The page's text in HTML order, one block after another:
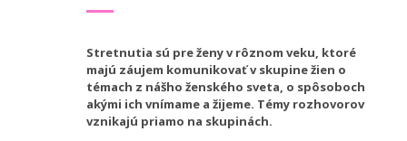
Stretnutia sú pre ženy v rôznom veku, ktoré
majú záujem komunikovať v skupine žien o
témach z nášho ženského sveta, o spôsoboch
akými ich vnímame a žijeme. Témy rozhovorov
vznikajú priamo na skupinách.